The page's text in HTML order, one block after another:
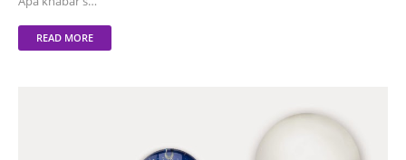
READ MORE